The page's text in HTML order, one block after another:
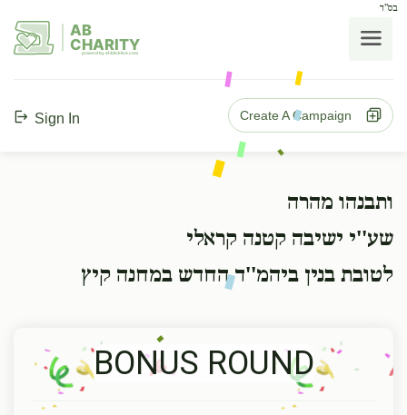
בס"ד
AB
CHARITY
powerd by ahblicklive.com
Sign In Create A Campaign
ותבנהו מהרה
שע''י ישיבה קטנה קראלי
לטובת בנין ביהמ''ד החדש במחנה קיץ
BONUS ROUND